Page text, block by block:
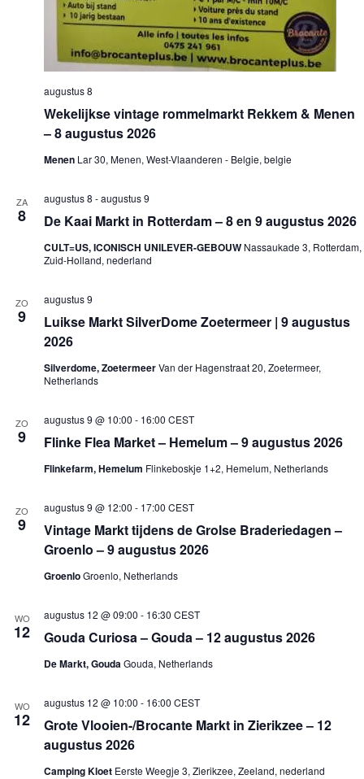
n
a
v
i
g
Wekelijkse vintage rommelmarkt Rekkem & Menen
– 8 augustus 2026
augustus 8
Menen Lar 30, Menen, West-Vlaanderen - Belgie, belgie
ZA
8 De Kaai Markt in Rotterdam – 8 en 9 augustus 2026
augustus 8 -augustus 9
CULT=US, ICONISCH UNILEVER-GEBOUW Nassaukade 3, Rotterdam,
Zuid-Holland, nederland
ZO
9
Luikse Markt SilverDome Zoetermeer | 9 augustus
2026
augustus 9
Silverdome, ZoetermeerVan der Hagenstraat 20, Zoetermeer,
Netherlands
ZO
9 Flinke Flea Market – Hemelum – 9 augustus 2026
augustus 9 @ 10:00 - 16:00 CEST
Flinkefarm, Hemelum Flinkeboskje 1+2, Hemelum, Netherlands
ZO
9
Vintage Markt tijdens de Grolse Braderiedagen –
Groenlo – 9 augustus 2026
augustus 9 @ 12:00 - 17:00 CEST
GroenloGroenlo, Netherlands
WO
12 Gouda Curiosa – Gouda – 12 augustus 2026
augustus 12 @ 09:00 - 16:30 CEST
De Markt, GoudaGouda, Netherlands
WO
12
Grote Vlooien-/Brocante Markt in Zierikzee – 12
augustus 2026
augustus 12 @ 10:00 - 16:00 CEST
Camping Kloet Eerste Weegje 3, Zierikzee, Zeeland, nederland